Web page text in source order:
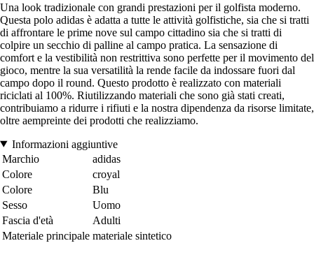
Una look tradizionale con grandi prestazioni per il golfista moderno.
Questa polo adidas è adatta a tutte le attività golfistiche, sia che si tratti
di affrontare le prime nove sul campo cittadino sia che si tratti di
colpire un secchio di palline al campo pratica. La sensazione di
comfort e la vestibilità non restrittiva sono perfette per il movimento del
gioco, mentre la sua versatilità la rende facile da indossare fuori dal
campo dopo il round. Questo prodotto è realizzato con materiali
riciclati al 100%. Riutilizzando materiali che sono già stati creati,
contribuiamo a ridurre i rifiuti e la nostra dipendenza da risorse limitate,
oltre aempreinte dei prodotti che realizziamo.
Informazioni aggiuntive
Marchio
adidas
Colore
croyal
Colore
Blu
Sesso
Uomo
Fascia d'età
Adulti
Materiale principale materiale sintetico